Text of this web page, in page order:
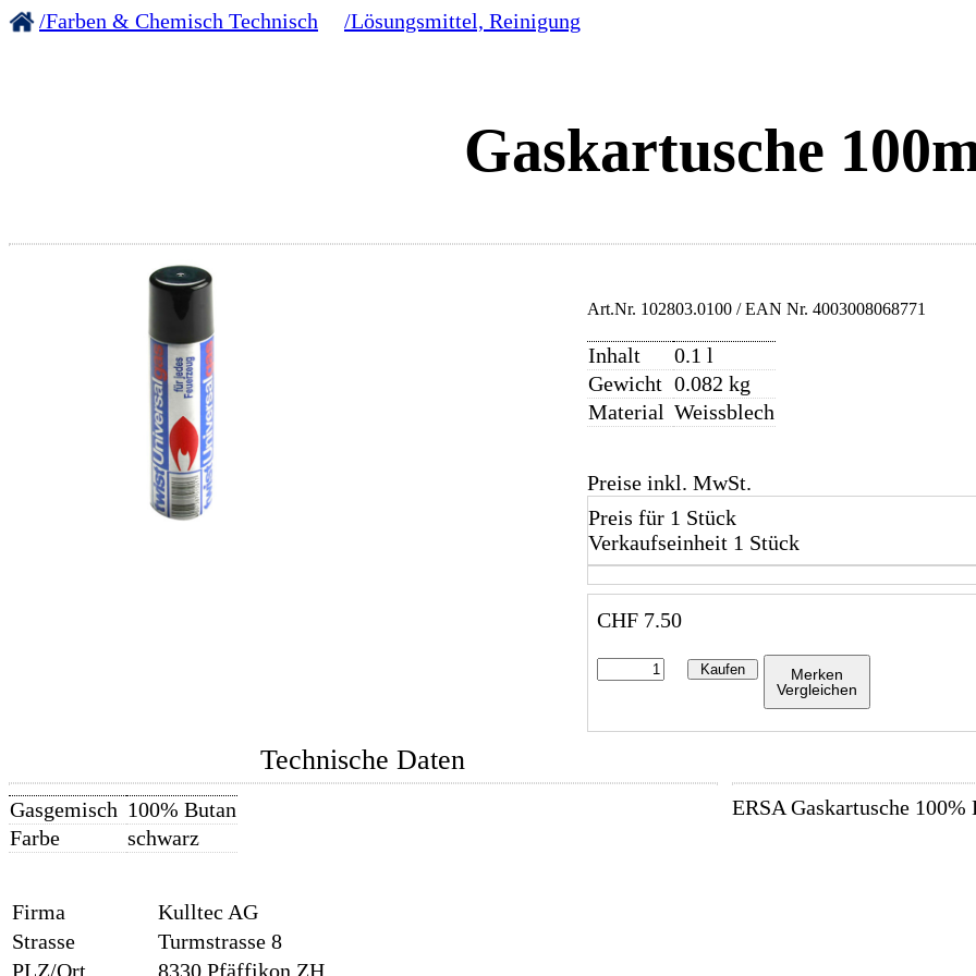
/Farben & Chemisch Technisch /Lösungsmittel, Reinigung
Gaskartusche
Art.Nr. 102803.0100 / EAN Nr.4003008068771
Inhalt
0.1 l
Gewicht 0.082 kg
Material Weissblech
Preise inkl. MwSt.
Preis für 1 Stück
Verkaufseinheit 1 Stück
CHF 7.50
Kaufen
Merken
Vergleichen
Technische Daten
Gasgemisch 100% Butan
Farbe
schwarz
ERSA Gaskartusche
Firma
Kulltec AG
Strasse
Turmstrasse 8
PLZ/Ort
8330 Pfäffikon ZH